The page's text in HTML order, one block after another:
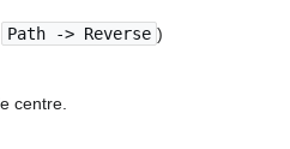
Path -> Reverse )
centre.